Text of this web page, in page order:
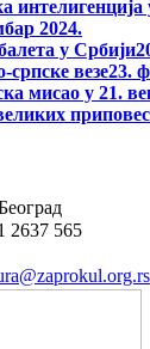
интелигенција
2024.
у Србији
српске везе23.
мисао у 21.
2637 565